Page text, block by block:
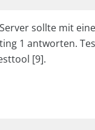
sollte mit
1 antworten.
[9].